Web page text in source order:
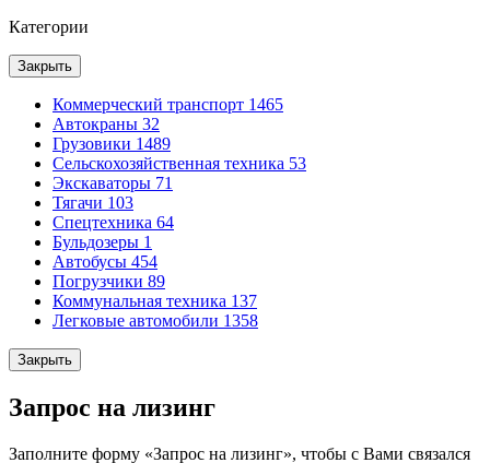
Категории
Закрыть
Коммерческий транспорт 1465
Автокраны 32
Грузовики 1489
Сельскохозяйственная техника 53
Экскаваторы 71
Тягачи 103
Спецтехника 64
Бульдозеры 1
Автобусы 454
Погрузчики 89
Коммунальная техника 137
Легковые автомобили 1358
Закрыть
Запрос на лизинг
Заполните форму «Запрос на лизинг», чтобы с Вами связался